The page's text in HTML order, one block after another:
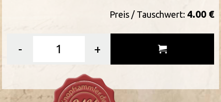
Preis / Tauschwert: 4.00 €
- +